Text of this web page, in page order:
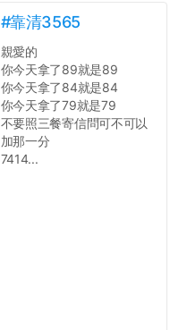
#靠清3565
親愛的
你今天拿了89就是89
你今天拿了84就是84
你今天拿了79就是79
不要照三餐寄信問可不可以
加那一分
7414...